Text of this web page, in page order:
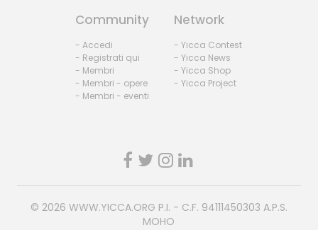
Community
- Accedi
- Registrati qui
- Membri
- Membri - opere
- Membri - eventi
Network
- Yicca Contest
- Yicca News
- Yicca Shop
- Yicca Project
© 2026 WWW.YICCA.ORG P.I. - C.F. 94111450303 A.P.S.
MOHO